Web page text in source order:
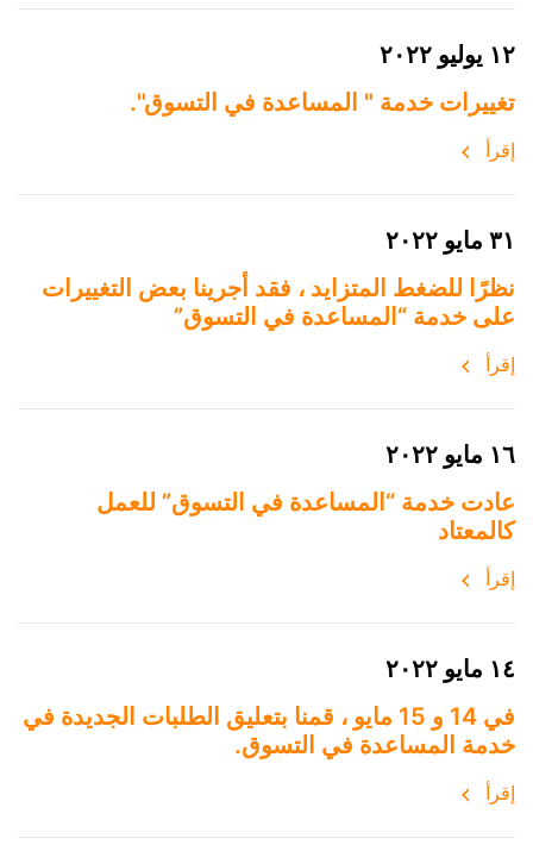
١٢ يوليو ٢٠٢٢
تغييرات خدمة " المساعدة في التسوق".
إقرأ
٣١ مايو ٢٠٢٢
نظرًا للضغط المتزايد ، فقد أجرينا بعض التغييرات
على خدمة “المساعدة في التسوق”
إقرأ
١٦ مايو ٢٠٢٢
عادت خدمة “المساعدة في التسوق” للعمل
كالمعتاد
إقرأ
١٤ مايو ٢٠٢٢
في 14 و 15 مايو ، قمنا بتعليق الطلبات الجديدة في
خدمة المساعدة في التسوق.
إقرأ